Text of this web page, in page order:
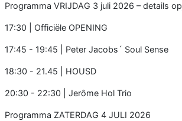
Programma VRIJDAG 3 juli 2026 – details op
17:30 | Officiële OPENING
17:45 - 19:45 | Peter Jacobs´ Soul Sense
18:30 - 21.45 | HOUSD
20:30 - 22:30 | Jerôme Hol Trio
Programma ZATERDAG 4 JULI 2026